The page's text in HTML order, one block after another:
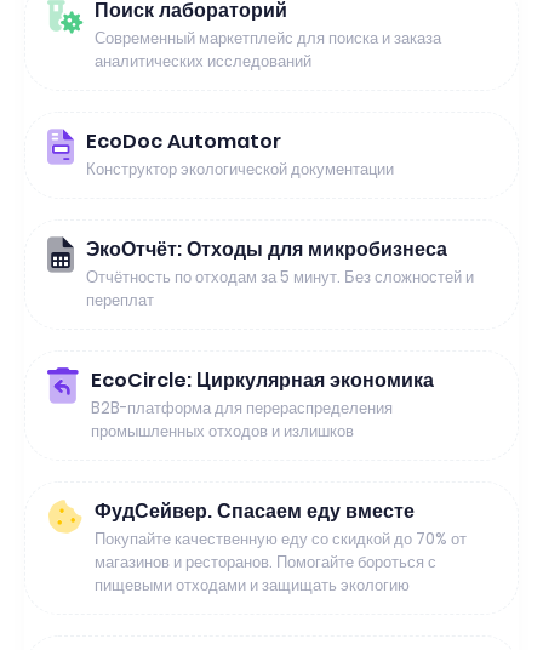
Поиск лабораторий
Современный маркетплейс для поиска и заказа
аналитических исследований
EcoDoc Automator
Конструктор экологической документации
ЭкоОтчёт: Отходы для микробизнеса
Отчётность по отходам за 5 минут. Без сложностей и
переплат
EcoCircle: Циркулярная экономика
B2B-платформа для перераспределения
промышленных отходов и излишков
ФудСейвер. Спасаем еду вместе
Покупайте качественную еду со скидкой до 70% от
магазинов и ресторанов. Помогайте бороться с
пищевыми отходами и защищать экологию